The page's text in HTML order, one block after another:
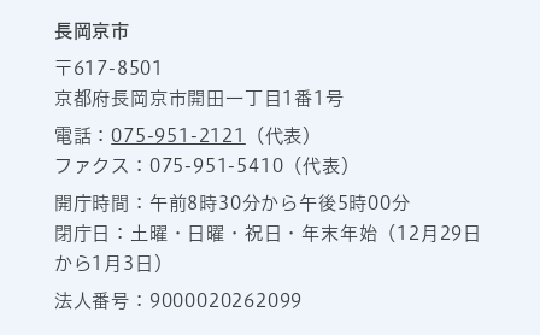
長岡京市
〒617-8501
京都府長岡京市開田一丁目1番1号
電話：075-951-2121
（代表）
ファクス：075-951-5410（代表）
開庁時間：午前8時30分から午後5時00分
閉庁日：土曜・日曜・祝日・年末年始（12月29日
から1月3日）
法人番号：9000020262099